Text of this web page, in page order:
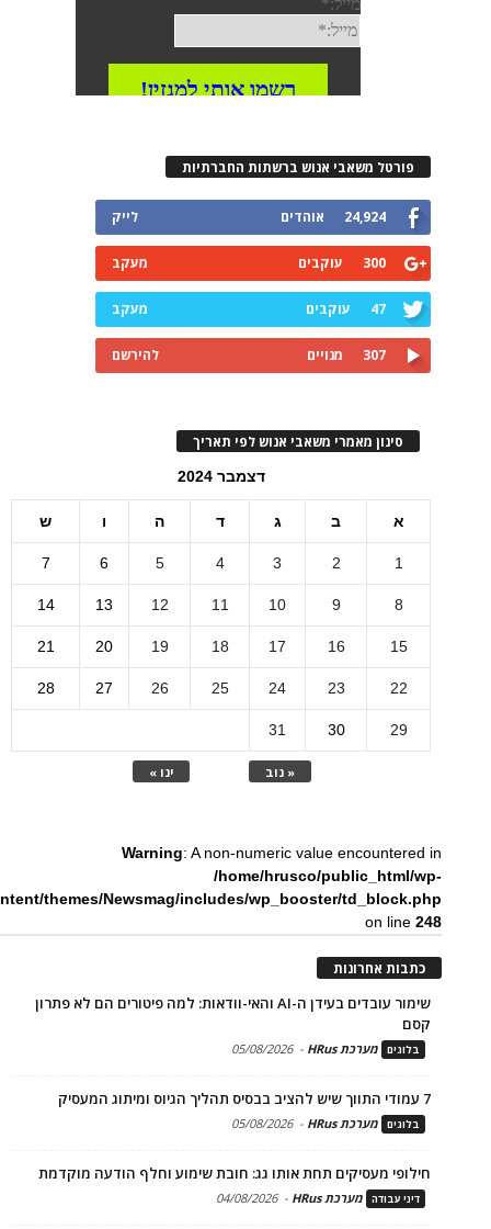
פורטל משאבי אנוש ברשתות החברתיות
24,924 אוהדים לייק
300 עוקבים מעקב
47 עוקבים מעקב
307 מנויים להירשם
סינון מאמרי משאבי אנוש לפי תאריך
דצמבר 2024
א ב ג ד ה ו ש
« נוב ינו »
1
2
3
4
5
6
7
8
9
10
11
12
13
14
15
16
17
18
19
20
21
22
23
24
25
26
27
28
29
30
31
Warning: A non-numeric value encountered in
/home/hrusco/public_html/wp-
themes/Newsmag/includes/wp_booster/td_block.php
on line248
כתבות אחרונות
שימור עובדים בעידן ה-AI והאי-וודאות: למה פיטורים הם לא פתרון
קסם
בלוגים מערכת HRus -
05/08/2026
7 עמודי התווך שיש להציב בבסיס תהליך הגיוס ומיתוג המעסיק
בלוגים מערכת HRus -
05/08/2026
חילופי מעסיקים תחת אותו גג: חובת שימוע וחלף הודעה מוקדמת
דיני עבודה מערכת HRus -
04/08/2026